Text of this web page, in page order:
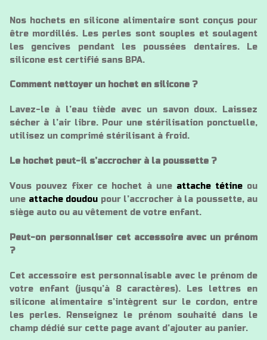
Nos hochets en silicone alimentaire sont conçus pour
être mordillés. Les perles sont souples et soulagent
les gencives pendant les poussées dentaires. Le
silicone est certifié sans BPA.
Comment nettoyer un hochet en silicone ?
Lavez-le à l’eau tiède avec un savon doux. Laissez
sécher à l’air libre. Pour une stérilisation ponctuelle,
utilisez un comprimé stérilisant à froid.
Le hochet peut-il s’accrocher à la poussette ?
Vous pouvez fixer ce hochet à une attache tétineou
une attache doudou pour l’accrocher à la poussette, au
siège auto ou au vêtement de votre enfant.
Peut-on personnaliser cet accessoire avec un prénom
?
Cet accessoire est personnalisable avec le prénom de
votre enfant (jusqu’à 8 caractères). Les lettres en
silicone alimentaire s’intègrent sur le cordon, entre
les perles. Renseignez le prénom souhaité dans le
champ dédié sur cette page avant d’ajouter au panier.